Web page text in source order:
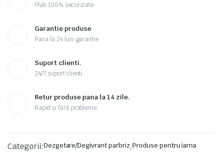
Plati 100% securizate
Garantie produse
Pana la 24 luni garantie
Suport clienti.
24/7 suport clienti
Retur produse pana la 14 zile.
Rapid și fără probleme
Categorii:Dezgetare/Degivrant parbriz,Produse pentru iarna